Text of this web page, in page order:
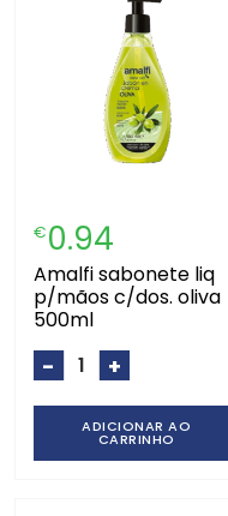
€0.94
amalfi sabonete liq
p/mãos c/dos. oliva
500ml
- +
ADICIONAR AO
CARRINHO